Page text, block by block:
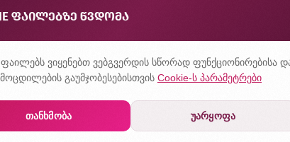
პოლიტიკა
შექმნილიაჰილბერტში
ᲤᲐᲘᲚᲔᲑᲖᲔ ᲬᲕᲓᲝᲛᲐ
ვიყენებთ ვებგვერდის სწორად ფუნქციონირებისა
გაუმჯობესებისთვის Cookie-ს პარამეტრები
თანხმობა უარყოფა